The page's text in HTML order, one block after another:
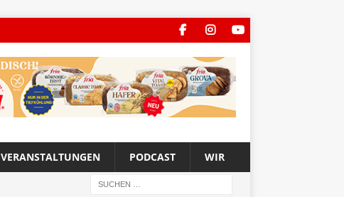
VERANSTALTUNGEN PODCAST WIR